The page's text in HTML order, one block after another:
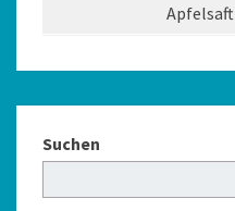
Apfelsaft
Suchen